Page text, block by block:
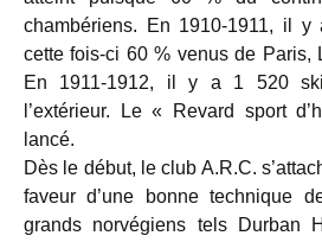
chambériens. En 1910-1911, il
cette fois-ci 60 % venus de Paris,
En 1911-1912, il y a 1 520
l’extérieur. Le « Revard sport
lancé.
Dès le début, le club A.R.C.
faveur d’une bonne technique
grands norvégiens tels Durban